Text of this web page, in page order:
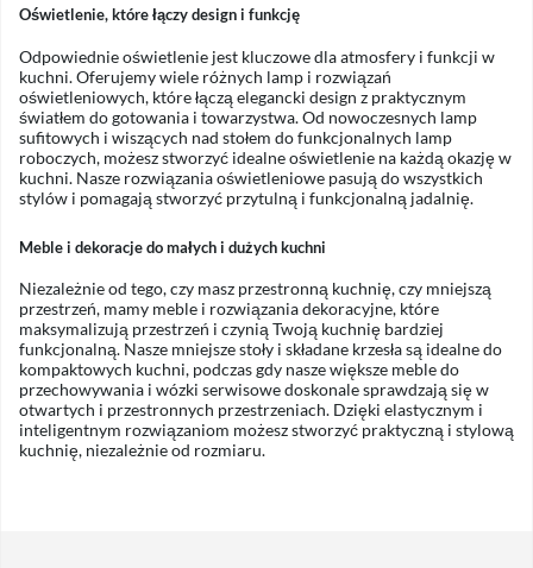
Oświetlenie, które łączy design i funkcję
Odpowiednie oświetlenie jest kluczowe dla atmosfery i funkcji w
kuchni. Oferujemy wiele różnych lamp i rozwiązań
oświetleniowych, które łączą elegancki design z praktycznym
światłem do gotowania i towarzystwa. Od nowoczesnych lamp
sufitowych i wiszących nad stołem do funkcjonalnych lamp
roboczych, możesz stworzyć idealne oświetlenie na każdą okazję w
kuchni. Nasze rozwiązania oświetleniowe pasują do wszystkich
stylów i pomagają stworzyć przytulną i funkcjonalną jadalnię.
Meble i dekoracje do małych i dużych kuchni
Niezależnie od tego, czy masz przestronną kuchnię, czy mniejszą
przestrzeń, mamy meble i rozwiązania dekoracyjne, które
maksymalizują przestrzeń i czynią Twoją kuchnię bardziej
funkcjonalną. Nasze mniejsze stoły i składane krzesła są idealne do
kompaktowych kuchni, podczas gdy nasze większe meble do
przechowywania i wózki serwisowe doskonale sprawdzają się w
otwartych i przestronnych przestrzeniach. Dzięki elastycznym i
inteligentnym rozwiązaniom możesz stworzyć praktyczną i stylową
kuchnię, niezależnie od rozmiaru.